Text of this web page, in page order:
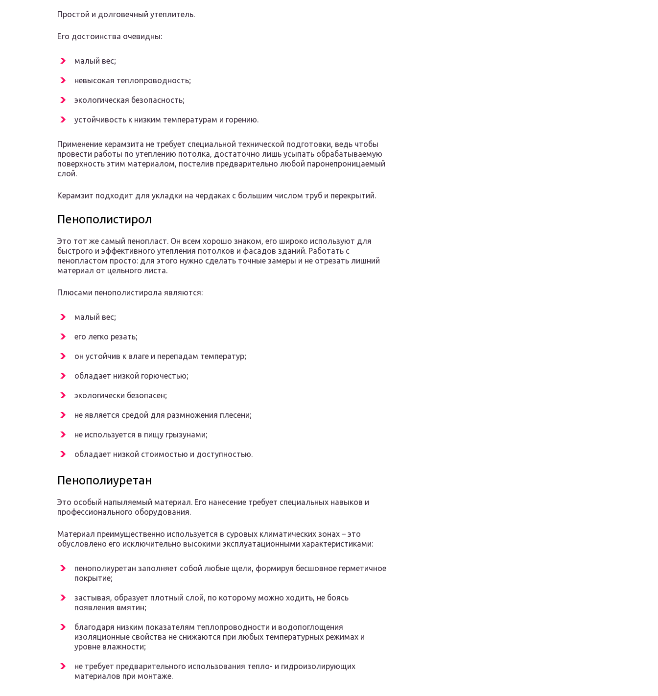
Простой и долговечный утеплитель.
Его достоинства очевидны:
малый вес;
невысокая теплопроводность;
экологическая безопасность;
устойчивость к низким температурам и горению.
Применение керамзита не требует специальной технической подготовки, ведь чтобы
провести работы по утеплению потолка, достаточно лишь усыпать обрабатываемую
поверхность этим материалом, постелив предварительно любой паронепроницаемый
слой.
Керамзит подходит для укладки на чердаках с большим числом труб и перекрытий.
Пенополистирол
Это тот же самый пенопласт. Он всем хорошо знаком, его широко используют для
быстрого и эффективного утепления потолков и фасадов зданий. Работать с
пенопластом просто: для этого нужно сделать точные замеры и не отрезать лишний
материал от цельного листа.
Плюсами пенополистирола являются:
малый вес;
его легко резать;
он устойчив к влаге и перепадам температур;
обладает низкой горючестью;
экологически безопасен;
не является средой для размножения плесени;
не используется в пищу грызунами;
обладает низкой стоимостью и доступностью.
Пенополиуретан
Это особый напыляемый материал. Его нанесение требует специальных навыков и
профессионального оборудования.
Материал преимущественно используется в суровых климатических зонах – это
обусловлено его исключительно высокими эксплуатационными характеристиками:
пенополиуретан заполняет собой любые щели, формируя бесшовное герметичное
покрытие;
застывая, образует плотный слой, по которому можно ходить, не боясь
появления вмятин;
благодаря низким показателям теплопроводности и водопоглощения
изоляционные свойства не снижаются при любых температурных режимах и
уровне влажности;
не требует предварительного использования тепло- и гидроизолирующих
материалов при монтаже.